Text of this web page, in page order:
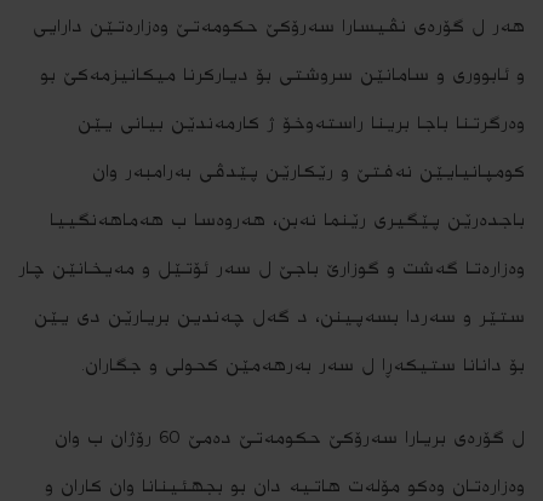
هه‌ر ل گۆره‌ى نڤیسارا سه‌رۆكێ حكومه‌تێ وه‌زاره‌تێن دارایى
و ئابوورى و سامانێن سروشتى بۆ دیاركرنا میكانیزمه‌كێ بو
وه‌رگرتنا باجا برینا راسته‌وخۆ ژ كارمه‌ندێن بیانى یێن
كومپانیایێن نه‌فتێ و رێكارێن پێدڤى به‌رامبه‌ر وان
باجده‌رێن پێگیرى رێنما نه‌بن، هه‌روه‌سا ب هه‌ماهه‌نگییا
وه‌زاره‌تا گه‌شت و گوزارێ باجێ ل سه‌ر ئۆتێل و مه‌یخانێن چار
ستێر و سه‌ردا بسه‌پینن، د گه‌ل چه‌ندین بریارێن دى یێن
بۆ دانانا ستیكه‌ڕا ل سه‌ر به‌رهه‌مێن كحولى و جگاران.
ل گۆره‌ى بریارا سه‌رۆكێ حكومه‌تێ ده‌مێ 60 رۆژان ب وان
وه‌زاره‌تان وه‌كو مۆله‌ت هاتیه‌ دان بو بجهئینانا وان كاران و